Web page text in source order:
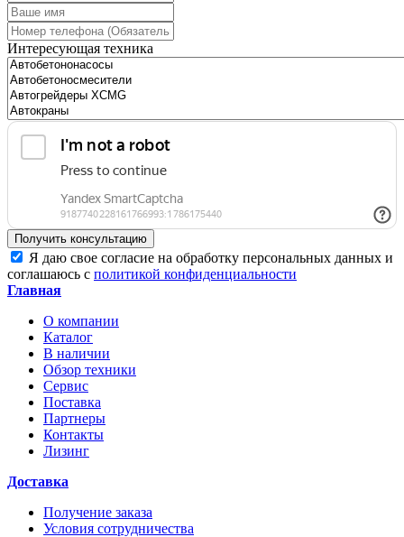
Интересующая техника
Получить консультацию
Я даю свое согласие на обработку персональных данных и
соглашаюсь с политикой конфиденциальности
Главная
О компании
Каталог
В наличии
Обзор техники
Сервис
Поставка
Партнеры
Контакты
Лизинг
Доставка
Получение заказа
Условия сотрудничества